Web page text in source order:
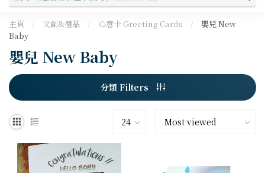
主頁 / 文創&禮品 / 心意卡 Greeting Cards /
嬰兒 New
Baby
嬰兒 New Baby
分類 Filters